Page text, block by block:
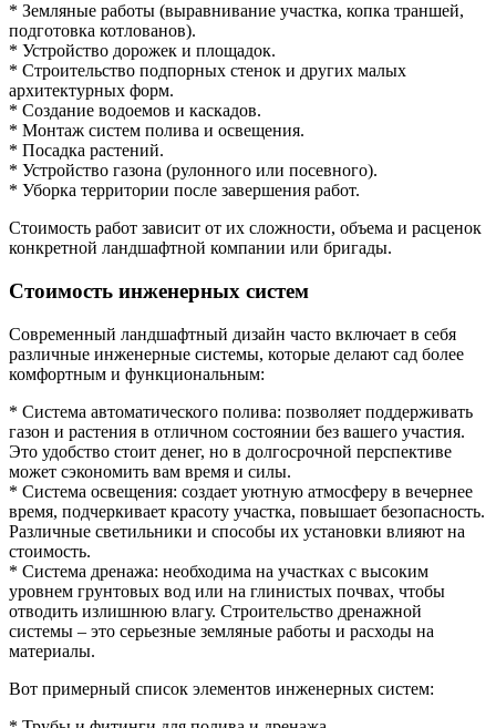
* Земляные работы (выравнивание участка, копка траншей,
подготовка котлованов).
* Устройство дорожек и площадок.
* Строительство подпорных стенок и других малых
архитектурных форм.
* Создание водоемов и каскадов.
* Монтаж систем полива и освещения.
* Посадка растений.
* Устройство газона (рулонного или посевного).
* Уборка территории после завершения работ.
Стоимость работ зависит от их сложности, объема и расценок
конкретной ландшафтной компании или бригады.
Стоимость инженерных систем
Современный ландшафтный дизайн часто включает в себя
различные инженерные системы, которые делают сад более
комфортным и функциональным:
* Система автоматического полива: позволяет поддерживать
газон и растения в отличном состоянии без вашего участия.
Это удобство стоит денег, но в долгосрочной перспективе
может сэкономить вам время и силы.
* Система освещения: создает уютную атмосферу в вечернее
время, подчеркивает красоту участка, повышает безопасность.
Различные светильники и способы их установки влияют на
стоимость.
* Система дренажа: необходима на участках с высоким
уровнем грунтовых вод или на глинистых почвах, чтобы
отводить излишнюю влагу. Строительство дренажной
системы – это серьезные земляные работы и расходы на
материалы.
Вот примерный список элементов инженерных систем: